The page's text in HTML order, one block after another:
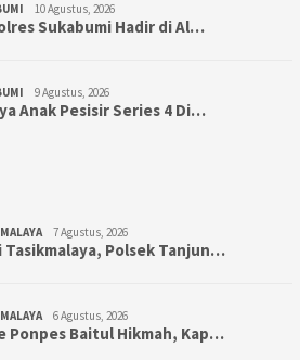
10 Agustus, 2026
Sukabumi Hadir di Al…
9 Agustus, 2026
Anak Pesisir Series 4 Di…
7 Agustus, 2026
Tasikmalaya, Polsek Tanjun…
6 Agustus, 2026
Ponpes Baitul Hikmah, Kap…